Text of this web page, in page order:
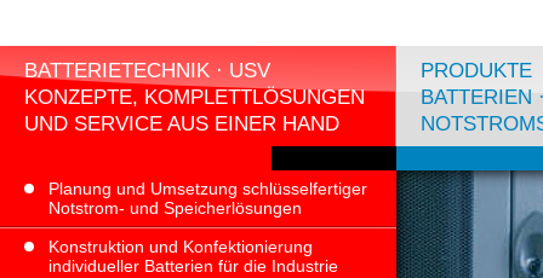
BATTERIETECHNIK · USV
KONZEPTE, KOMPLETTLÖSUNGEN
UND SERVICE AUS EINER HAND
PRODUKTE
BATTERIEN
Planung und Umsetzung schlüsselfertiger
Notstrom- und Speicherlösungen
Konstruktion und Konfektionierung
individueller Batterien für die Industrie